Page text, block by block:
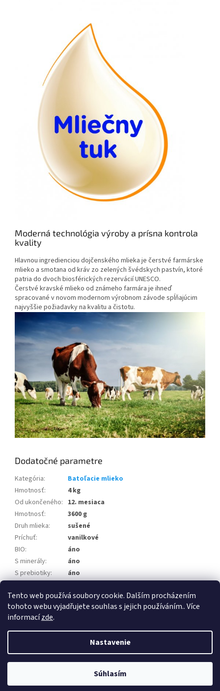
Tento web používá soubory cookie. Dalším procházením
tohoto webu vyjadřujete souhlas s jejich používáním.. Více
informacízde.
Nastavenie
Súhlasím
Moderná technológia výroby a prísna kontrola
kvality
Hlavnou ingredienciou dojčenského mlieka je čerstvé farmárske
mlieko a smotana od kráv zo zelených švédskych pastvín, ktoré
patria do dvoch biosférických rezervácií UNESCO.
Čerstvé kravské mlieko od známeho farmára je ihneď
spracované v novom modernom výrobnom závode spĺňajúcim
najvyššie požiadavky na kvalitu a čistotu.
Dodatočné parametre
Kategória:
Batoľacie mlieko
Hmotnosť:
4 kg
Od ukončeného: 12. mesiaca
Hmotnosť:
3600 g
Druh mlieka:
sušené
Príchuť:
vanilkové
BIO:
áno
S minerály:
áno
S prebiotiky:
áno
Položka bola vypredaná…
Vytvoril Shoptet
DROGERIA123.SK. Všetky práva vyhradené.